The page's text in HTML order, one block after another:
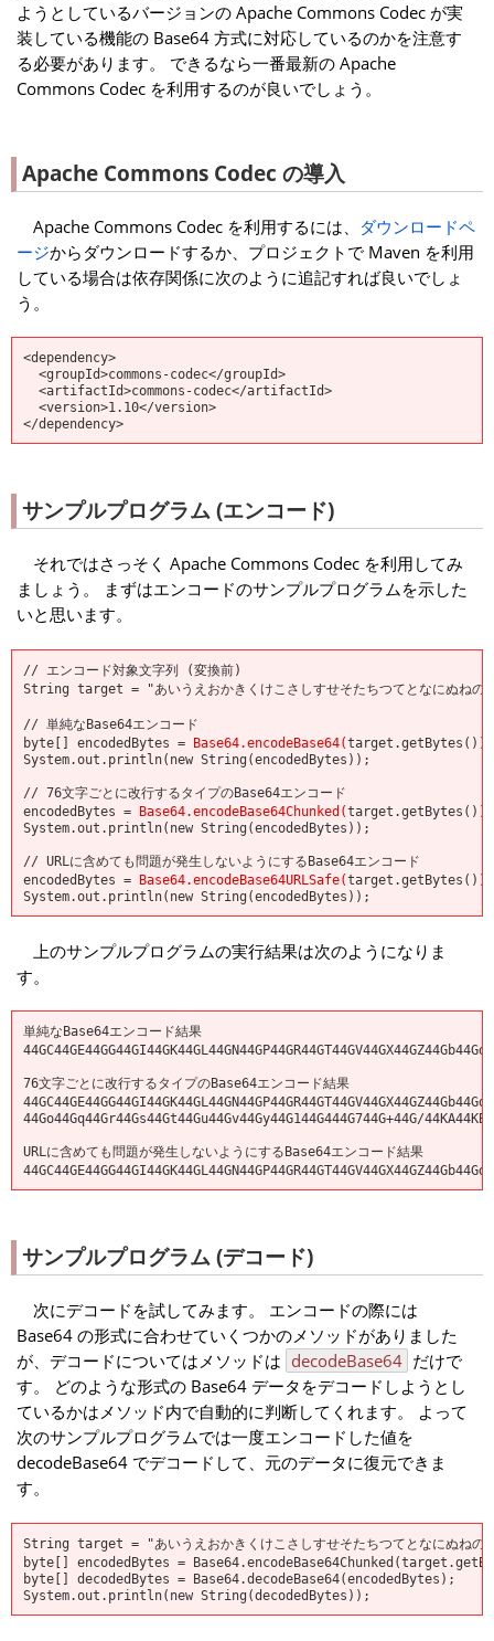
ようとしているバージョンの Apache Commons Codec が実
装している機能の Base64 方式に対応しているのかを注意す
る必要があります。 できるなら一番最新の Apache
Commons Codec を利用するのが良いでしょう。
Apache Commons Codec の導入
Apache Commons Codec を利用するには、 ダウンロードペ
ージからダウンロードするか、プロジェクトで Maven を利用
している場合は依存関係に次のように追記すれば良いでしょ
う。
<dependency>
<groupId>commons-codec</groupId>
<artifactId>commons-codec</artifactId>
<version>1.10</version>
</dependency>
サンプルプログラム (エンコード)
それではさっそく Apache Commons Codec を利用してみ
ましょう。 まずはエンコードのサンプルプログラムを示した
いと思います。
// エンコード対象文字列 (変換前)
String target = "あいうえおかきくけこさしすせそたちつてとなにぬねの
// 単純なBase64エンコード
byte[] encodedBytes = Base64.encodeBase64(target.getBytes() )
System.out.println(new String(encodedBytes));
// 76文字ごとに改行するタイプのBase64エンコード
encodedBytes = Base64.encodeBase64Chunked(target.getBytes() )
System.out.println(new String(encodedBytes));
// URLに含めても問題が発生しないようにするBase64エンコード
encodedBytes = Base64.encodeBase64URLSafe(target.getBytes() )
System.out.println(new String(encodedBytes));
上のサンプルプログラムの実行結果は次のようになりま
す。
単純なBase64エンコード結果
76文字ごとに改行するタイプのBase64エンコード結果
44Go44Gq44Gr44Gs44Gt44Gu44Gv44Gy44G144G444G744G+44G/
URLに含めても問題が発生しないようにするBase64エンコード結果
サンプルプログラム (デコード)
次にデコードを試してみます。 エンコードの際には
Base64 の形式に合わせていくつかのメソッドがありました
が、デコードについてはメソッドは decodeBase64 だけで
す。 どのような形式の Base64 データをデコードしようとし
ているかはメソッド内で自動的に判断してくれます。 よって
次のサンプルプログラムでは一度エンコードした値を
decodeBase64 でデコードして、元のデータに復元できま
す。
String target = "あいうえおかきくけこさしすせそたちつてとなにぬねの
byte[] encodedBytes =
byte[] decodedBytes = Base64.decodeBase64(encodedBytes);
System.out.println(new String(decodedBytes));